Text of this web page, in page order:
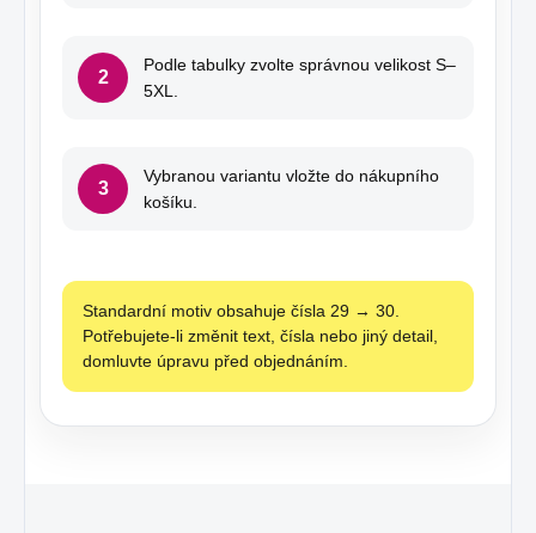
2
Podle tabulky zvolte správnou velikost S–
5XL.
3
Vybranou variantu vložte do nákupního
košíku.
Standardní motiv obsahuje čísla 29 → 30.
Potřebujete-li změnit text, čísla nebo jiný detail,
domluvte úpravu před objednáním.